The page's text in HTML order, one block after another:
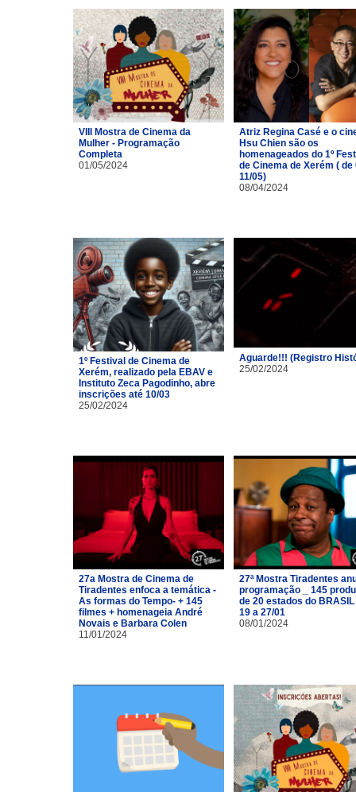
VIII Mostra de Cinema da
Mulher - Programação
Completa
01/05/2024
Atriz Regina Casé e o
Hsu Chien são os
homenageados do 1º
de Cinema de Xerém ( de
11/05)
08/04/2024
1º Festival de Cinema de
Xerém, realizado pela EBAV e
Instituto Zeca Pagodinho, abre
inscrições até 10/03
25/02/2024
Aguarde!!! (Registro
25/02/2024
27a Mostra de Cinema de
Tiradentes enfoca a temática -
As formas do Tempo- + 145
filmes + homenageia André
Novais e Barbara Colen
11/01/2024
27ª Mostra Tiradentes
programação _ 145
de 20 estados do BRASIL
19 a 27/01
08/01/2024